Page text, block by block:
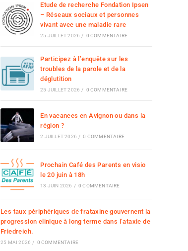
Etude de recherche Fondation Ipsen
– Réseaux sociaux et personnes
vivant avec une maladie rare
25 JUILLET 2026 / 0 COMMENTAIRE
Participez à l’enquête sur les
troubles de la parole et de la
déglutition
25 JUILLET 2026 / 0 COMMENTAIRE
En vacances en Avignon ou dans la
région ?
2 JUILLET 2026 / 0 COMMENTAIRE
Prochain Café des Parents en visio
le 20 juin à 18h
13 JUIN 2026 / 0 COMMENTAIRE
Les taux périphériques de frataxine gouvernent la
progression clinique à long terme dans l’ataxie de
Friedreich.
25 MAI 2026 / 0 COMMENTAIRE